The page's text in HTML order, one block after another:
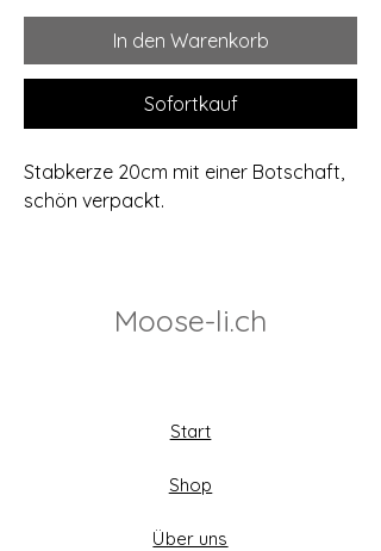
In den Warenkorb
Sofortkauf
Stabkerze 20cm mit einer Botschaft,
schön verpackt.
Moose-li.ch
Start
Shop
Über uns